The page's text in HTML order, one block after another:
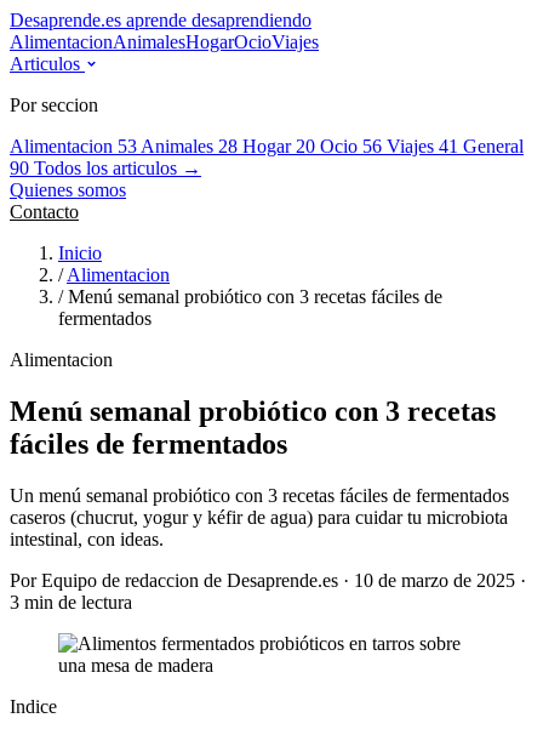
Desaprende.es aprende desaprendiendo
AlimentacionAnimalesHogarOcioViajes
Articulos
Por seccion
Alimentacion 53 Animales 28 Hogar 20 Ocio 56 Viajes 41 General
90 Todos los articulos →
Quienes somos
Contacto
Inicio
/ Alimentacion
/ Menú semanal probiótico con 3 recetas fáciles de
fermentados
Alimentacion
Menú semanal probiótico con 3 recetas
fáciles de fermentados
Un menú semanal probiótico con 3 recetas fáciles de fermentados
caseros (chucrut, yogur y kéfir de agua) para cuidar tu microbiota
intestinal, con ideas.
Por Equipo de redaccion de Desaprende.es · 10 de marzo de 2025 ·
3 min de lectura
Indice